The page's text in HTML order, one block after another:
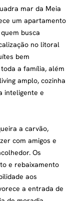
mar da Meia
um apartamento
busca
no litoral
bem
a família, além
amplo, cozinha
inteligente e
a carvão,
com amigos e
Os
e rebaixamento
aos
a entrada de